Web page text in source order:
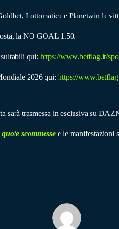
Lottomatica e Planetwin la
la NO GOAL 1.50.
qui: https://www.betflag.it/
2026 qui: https://
sarà trasmessa in esclusiva su
quote scommesse e le manifestazioni